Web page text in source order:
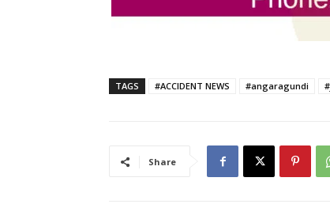
TAGS #ACCIDENT NEWS #angaragundi
Share